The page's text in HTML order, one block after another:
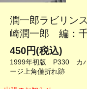
潤一郎ラビリ
崎潤一郎 編：
450円(税込)
1999年初版 P330 カ
ージ上角僅折れ跡